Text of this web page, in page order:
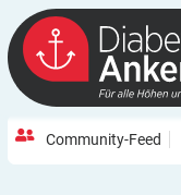
Community-Feed